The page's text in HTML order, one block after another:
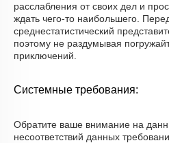
расслабления от своих дел и
ждать чего-то наибольшего.
среднестатистический
поэтому не раздумывая
приключений.
Системные требования:
Обратите ваше внимание на
несоответствий данных